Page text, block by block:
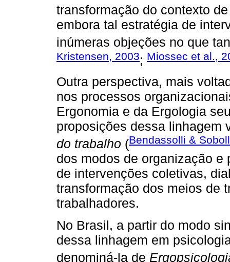
transformação do contexto
embora tal estratégia de
inúmeras objeções no que
Kristensen, 2003; Miossec et al.,
Outra perspectiva, mais
nos processos
Ergonomia e da Ergologia
proposições dessa
do trabalho (Bendassolli &
dos modos de organização e
de intervenções coletivas,
transformação dos meios de
trabalhadores.
No Brasil, a partir do modo
dessa linhagem em
denominá-la de